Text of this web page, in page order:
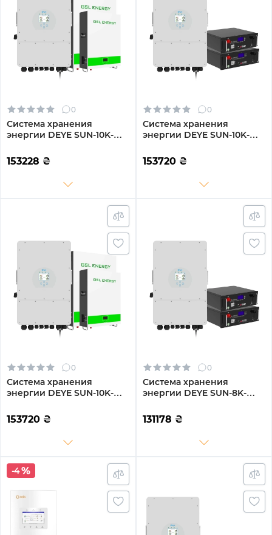
0
Система хранения
энергии DEYE SUN-10K-
2GS10.24K-LFP-W 10kW
10.24kWh 2BAT LiFePO4
153228 ₴
0
Система хранения
энергии DEYE SUN-10K-
2GS10.24K-LFP 10kW
10.24kWh 2BAT LiFePO4
153720 ₴
0
Система хранения
энергии DEYE SUN-10K-
LFP-W 10kW 10.24kWh
2BAT LiFePO4 6500 циклов
153720 ₴
0
Система хранения
энергии DEYE SUN-8K-
8kW 10.24kWh 2BAT
LiFePO4 6500 циклов
131178 ₴
-4